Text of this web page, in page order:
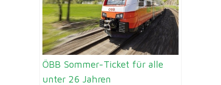
ÖBB Sommer-Ticket für alle
unter 26 Jahren